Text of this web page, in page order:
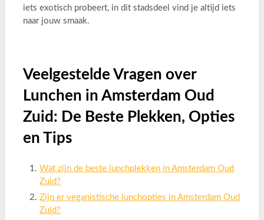
iets exotisch probeert, in dit stadsdeel vind je altijd iets
naar jouw smaak.
Veelgestelde Vragen over
Lunchen in Amsterdam Oud
Zuid: De Beste Plekken, Opties
en Tips
Wat zijn de beste lunchplekken in Amsterdam Oud
Zuid?
Zijn er veganistische lunchopties in Amsterdam Oud
Zuid?